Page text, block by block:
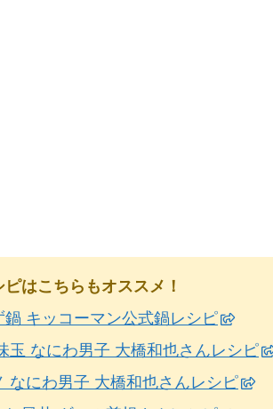
はこちらもオススメ！
鍋 キッコーマン公式鍋レシピ
玉 なにわ男子 大橋和也さんレシピ
なにわ男子 大橋和也さんレシピ